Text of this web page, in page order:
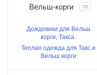
Вельш-корги
78
Дождевики для Вельш
корги, Такса.
Теплая одежда для Такс и
Вельш корги